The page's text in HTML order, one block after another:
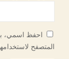
احفظ اسمي،
المتصفح